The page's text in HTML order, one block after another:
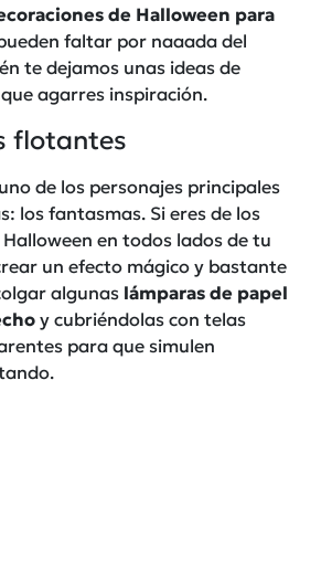
de Halloween para
faltar por naaada del
te dejamos unas ideas de
que agarres inspiración.
flotantes
de los personajes principales
los fantasmas. Si eres de los
en todos lados de tu
un efecto mágico y bastante
algunas lámparas de papel
y cubriéndolas con telas
para que simulen